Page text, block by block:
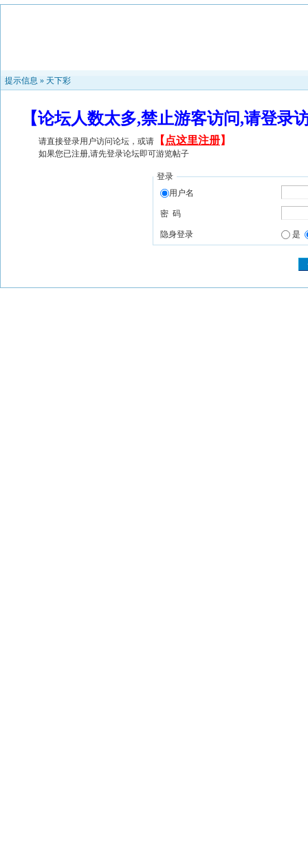
提示信息 » 天下彩
【论坛人数太多,禁止游客访问,请登
请直接登录用户访问论坛，或请 【 点这里注册】
如果您已注册,请先登录论坛即可游览帖子
登录
用户名
密 码
隐身登录 是